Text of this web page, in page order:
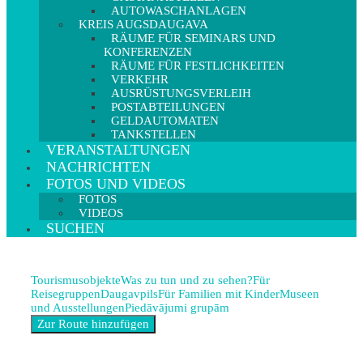
AUTOWASCHANLAGEN
KREIS AUGSDAUGAVA
RÄUME FÜR SEMINARS UND
KONFERENZEN
RÄUME FÜR FESTLICHKEITEN
VERKEHR
AUSRÜSTUNGSVERLEIH
POSTABTEILUNGEN
GELDAUTOMATEN
TANKSTELLEN
VERANSTALTUNGEN
NACHRICHTEN
FOTOS UND VIDEOS
FOTOS
VIDEOS
SUCHEN
TourismusobjekteWas zu tun und zu sehen?Für
ReisegruppenDaugavpilsFür Familien mit KinderMuseen
und AusstellungenPiedāvājumi grupām